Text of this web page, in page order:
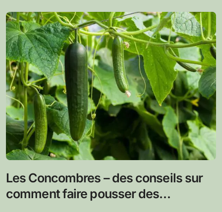
Les Concombres – des conseils sur
comment faire pousser des